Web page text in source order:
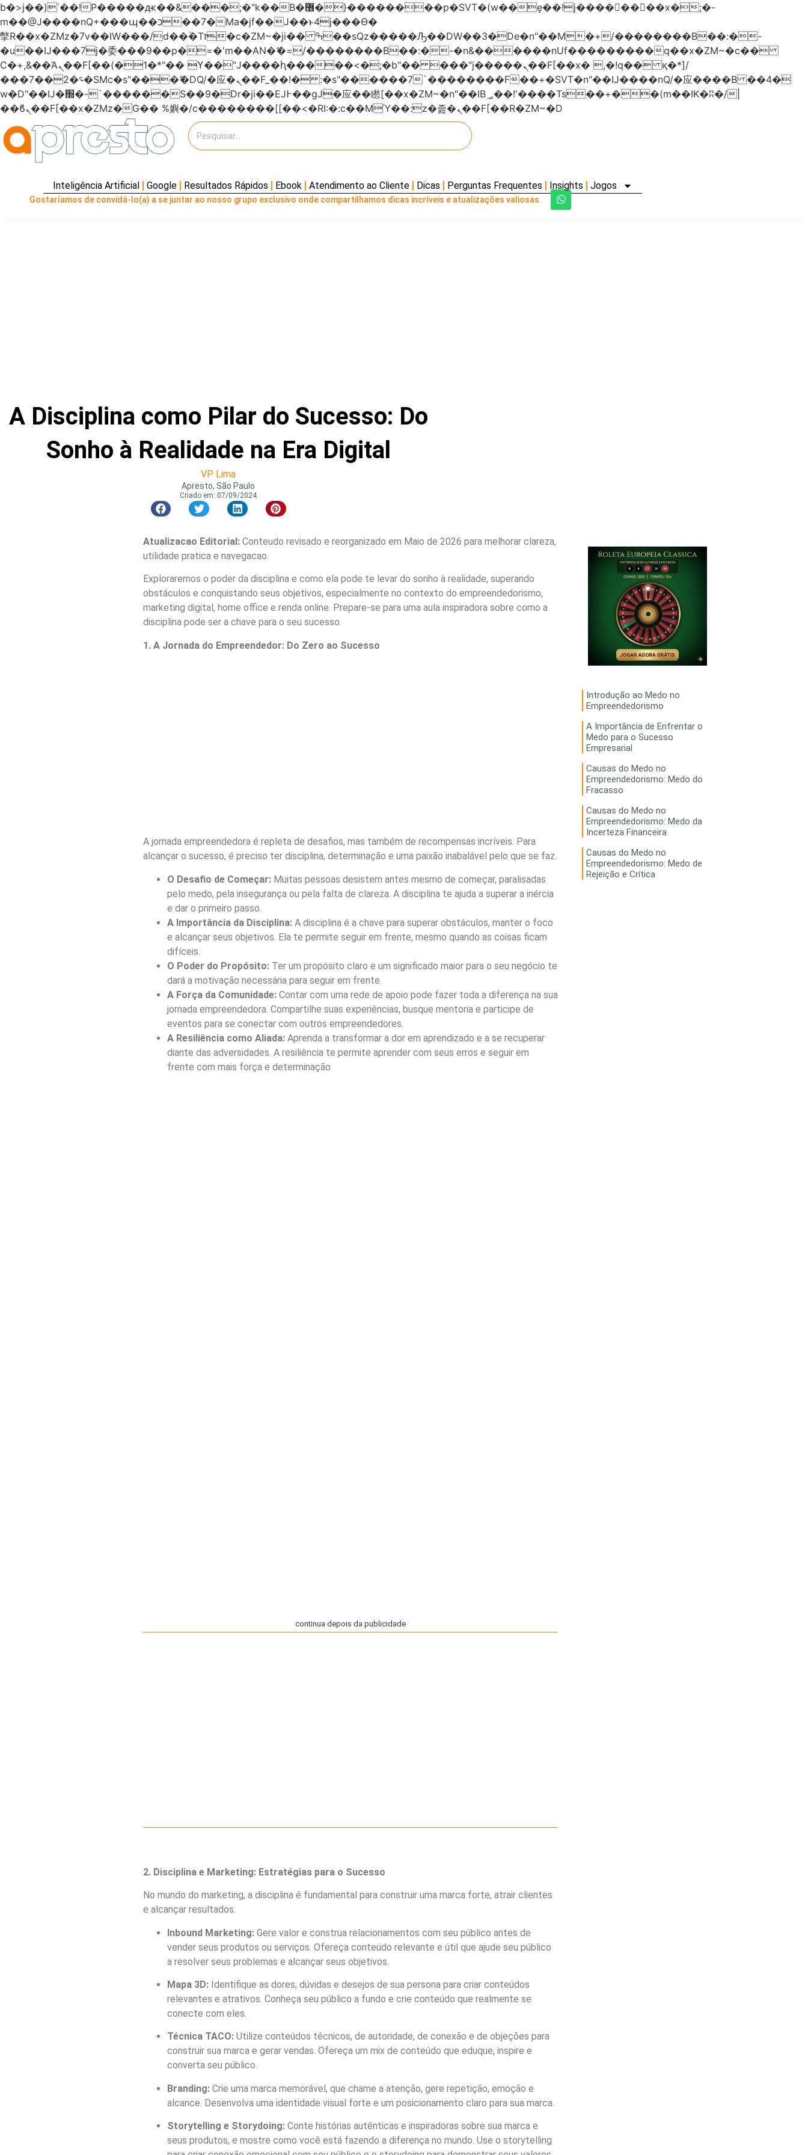
b�>j��)΄��!P�����ԫ��&���;�"k��B�޶�}��������p�SVT�(w��ę��!j��������x�;�-
m��@J����nQ+���պ��כ��7�Ma�jf��J��ͱ4j���Ѳ�
撆R��x�ZMz�7v��IW���/d��ٞ�Тז�c�ZM~�ji�� ߒ��sQz�����Ԡ��DW��3�De�n"��M�+/��������B��:�-
�u��IJ���7j�委���9��p�=�'m��AN�ޭ�=/��������B��:�-�n&������nUf���������q��x�ZM~�c��
Ϲ�+,&��Ὰܢ��F[��(�1�*"�� ϒ��"J����ԧ�����<�;�b"�� ���"j�����ܢ��F[��x� ,�!q�� қ�*]/
���؝�2��7�SMc�s"���ޭ�DQ/�应�ܢ��F_��!� :�s"������7`��������F��+�SVT�n"��IJ����nQ/�应����B ��4�
w�D"��IJ�׭�-`������S��9�Dr�ji��EJ߅��gJ�应��矁[��x�ZM~�n"��IB؃��!'����Тѕ��+��(m��IK�ʭ�/|
��ϐܢ��F[��x�ZMz�G�� %嬩�/c��������[[��<�RI:�:c��MΎ��:z�졾�ܢ��F[��R�ZM~�D
Inteligência Artificial Google Resultados Rápidos Ebook Atendimento ao Cliente Dicas Perguntas Frequentes Insights Jogos
Gostaríamos de convidá-lo(a) a se juntar ao nosso grupo exclusivo onde compartilhamos dicas incríveis e atualizações valiosas.
A Disciplina como Pilar do Sucesso: Do
Sonho à Realidade na Era Digital
VP Lima
Apresto, São Paulo
Criado em: 07/09/2024
Atualizacao Editorial:Conteudo revisado e reorganizado em Maio de 2026 para melhorar clareza,
utilidade pratica e navegacao.
Exploraremos o poder da disciplina e como ela pode te levar do sonho à realidade, superando
obstáculos e conquistando seus objetivos, especialmente no contexto do empreendedorismo,
marketing digital, home office e renda online. Prepare-se para uma aula inspiradora sobre como a
disciplina pode ser a chave para o seu sucesso.
1. A Jornada do Empreendedor: Do Zero ao Sucesso
A jornada empreendedora é repleta de desafios, mas também de recompensas incríveis. Para
alcançar o sucesso, é preciso ter disciplina, determinação e uma paixão inabalável pelo que se faz.
O Desafio de Começar:Muitas pessoas desistem antes mesmo de começar, paralisadas
pelo medo, pela insegurança ou pela falta de clareza. A disciplina te ajuda a superar a inércia
e dar o primeiro passo.
A Importância da Disciplina:A disciplina é a chave para superar obstáculos, manter o foco
e alcançar seus objetivos. Ela te permite seguir em frente, mesmo quando as coisas ficam
difíceis.
O Poder do Propósito:Ter um propósito claro e um significado maior para o seu negócio te
dará a motivação necessária para seguir em frente.
A Força da Comunidade:Contar com uma rede de apoio pode fazer toda a diferença na sua
jornada empreendedora. Compartilhe suas experiências, busque mentoria e participe de
eventos para se conectar com outros empreendedores.
A Resiliência como Aliada:Aprenda a transformar a dor em aprendizado e a se recuperar
diante das adversidades. A resiliência te permite aprender com seus erros e seguir em
frente com mais força e determinação.
Introdução ao Medo no
Empreendedorismo
A Importância de Enfrentar o
Medo para o Sucesso
Empresarial
Causas do Medo no
Empreendedorismo: Medo do
Fracasso
Causas do Medo no
Empreendedorismo: Medo da
Incerteza Financeira
Causas do Medo no
Empreendedorismo: Medo de
Rejeição e Crítica
continua depois da publicidade
2. Disciplina e Marketing: Estratégias para o Sucesso
No mundo do marketing, a disciplina é fundamental para construir uma marca forte, atrair clientes
e alcançar resultados.
Inbound Marketing:Gere valor e construa relacionamentos com seu público antes de
vender seus produtos ou serviços. Ofereça conteúdo relevante e útil que ajude seu público
a resolver seus problemas e alcançar seus objetivos.
Mapa 3D:Identifique as dores, dúvidas e desejos de sua persona para criar conteúdos
relevantes e atrativos. Conheça seu público a fundo e crie conteúdo que realmente se
conecte com eles.
Técnica TACO:Utilize conteúdos técnicos, de autoridade, de conexão e de objeções para
construir sua marca e gerar vendas. Ofereça um mix de conteúdo que eduque, inspire e
converta seu público.
Branding:Crie uma marca memorável, que chame a atenção, gere repetição, emoção e
alcance. Desenvolva uma identidade visual forte e um posicionamento claro para sua marca.
Storytelling e Storydoing:Conte histórias autênticas e inspiradoras sobre sua marca e
seus produtos, e mostre como você está fazendo a diferença no mundo. Use o storytelling